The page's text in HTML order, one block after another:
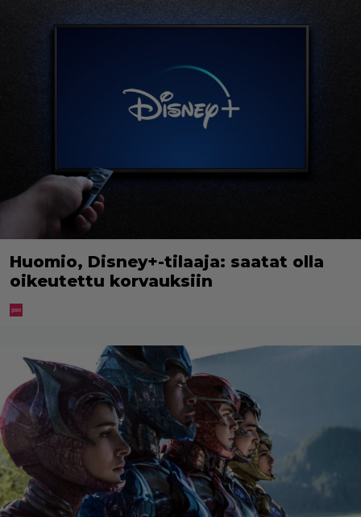
Huomio, Disney+-tilaaja: saatat olla
oikeutettu korvauksiin